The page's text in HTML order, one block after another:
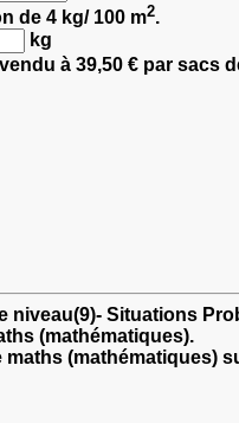
de 4 kg/ 100 m2.
kg
à 39,50 € par sacs
Situations
(mathématiques).
(mathématiques)